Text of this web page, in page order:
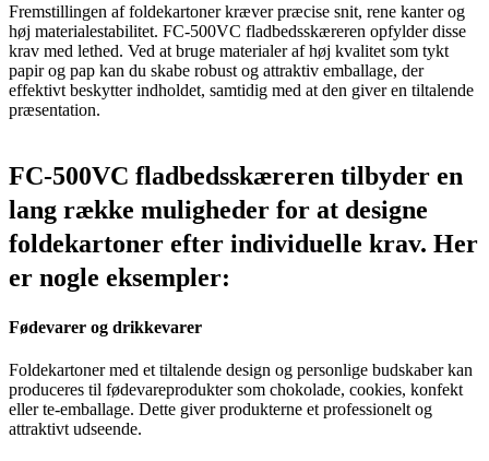
Fremstillingen af foldekartoner kræver præcise snit, rene kanter og
høj materialestabilitet. FC-500VC fladbedsskæreren opfylder disse
krav med lethed. Ved at bruge materialer af høj kvalitet som tykt
papir og pap kan du skabe robust og attraktiv emballage, der
effektivt beskytter indholdet, samtidig med at den giver en tiltalende
præsentation.
FC-500VC fladbedsskæreren tilbyder en
lang række muligheder for at designe
foldekartoner efter individuelle krav. Her
er nogle eksempler:
Fødevarer og drikkevarer
Foldekartoner med et tiltalende design og personlige budskaber kan
produceres til fødevareprodukter som chokolade, cookies, konfekt
eller te-emballage. Dette giver produkterne et professionelt og
attraktivt udseende.